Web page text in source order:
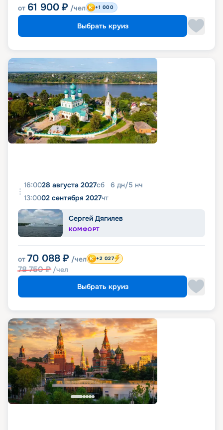
от 61 900 ₽ /чел +1 000
Выбрать круиз
16:0028 августа 2027сб 6 дн/5 нч
13:0002 сентября 2027чт
Сергей Дягилев
КОМФОРТ
от 70 088 ₽ /чел
78 750₽ /чел
+2 027
Выбрать круиз